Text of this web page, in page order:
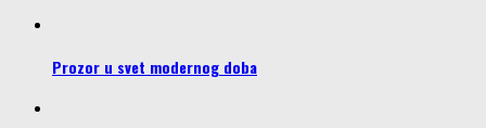
Prozor u svet modernog doba